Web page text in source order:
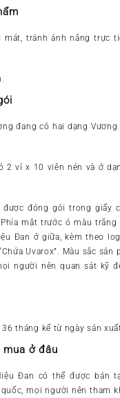
mát, tránh ánh nắng trực
đang có hai dạng Vương
2 vỉ x 10 viên nén và ở
được đóng gói trong giấy
mặt trước ó màu trắng
Đan ở giữa, kèm theo
Uvarox”. Màu sắc sản
người nên quan sát kỹ
tháng kể từ ngày sản
ở đâu
Đan có thể được bán
mọi người nên tham